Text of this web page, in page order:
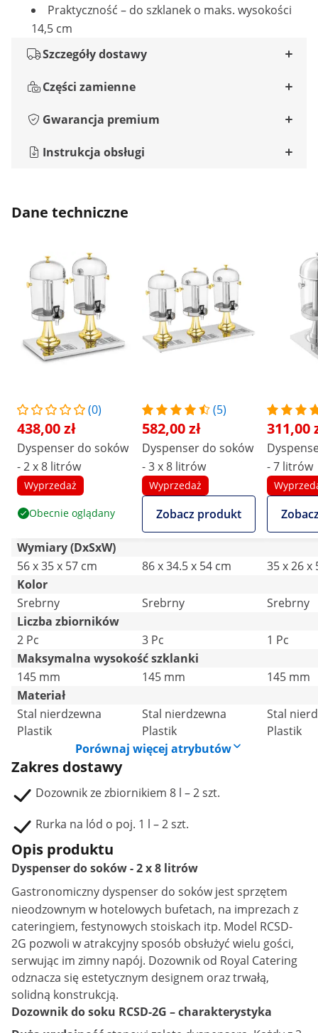
Praktyczność – do szklanek o maks. wysokości
14,5 cm
Szczegóły dostawy
Części zamienne
Gwarancja premium
Instrukcja obsługi
Dane techniczne
(0)
438,00 zł
Dyspenser do soków
- 2 x 8 litrów
Wyprzedaż
Obecnie oglądany
(5)
582,00 zł
Dyspenser do soków
- 3 x 8 litrów
Wyprzedaż
Zobacz produkt
311,00
- 7 litrów
Wymiary (DxSxW)
56 x 35 x 57 cm
86 x 34.5 x 54 cm
35 x 26 x
Kolor
Srebrny
Srebrny
Srebrny
Liczba zbiorników
2 Pc
3 Pc
1 Pc
Maksymalna wysokość szklanki
145 mm
145 mm
145 mm
Materiał
Stal nierdzewna
Plastik
Stal nierdzewna
Plastik
Stal
Plastik
Porównaj więcej atrybutów
Zakres dostawy
Dozownik ze zbiornikiem 8 l – 2 szt.
Rurka na lód o poj. 1 l – 2 szt.
Opis produktu
Dyspenser do soków - 2 x 8 litrów
Gastronomiczny dyspenser do sokówjest sprzętem
nieodzownym w hotelowych bufetach, na imprezach z
cateringiem, festynowych stoiskach itp. Model RCSD-
2G pozwoli w atrakcyjny sposób obsłużyć wielu gości,
serwując im zimny napój. Dozownik od Royal Catering
odznacza się estetycznym designem oraz trwałą,
solidną konstrukcją.
Dozownik do soku RCSD-2G – charakterystyka